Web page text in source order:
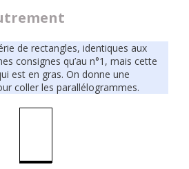
de rectangles, identiques aux
consignes qu’au n°1, mais cette
est en gras. On donne une
coller les parallélogrammes.